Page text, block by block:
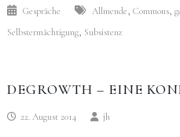
Gespräche Allmende, Commons,
Selbstermächtigung, Subsistenz
DEGROWTH – EINE
22. August 2014 jh